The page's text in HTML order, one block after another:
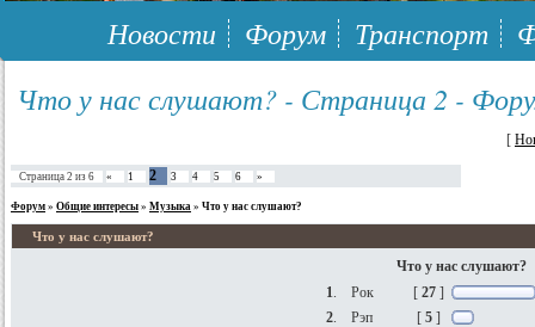
117148, г.Москва, ЮЗАО, муниципальный район Южное Бутово
Новости Форум Транспорт
Что у нас слушают? - Страница 2 -
[
Страница 2 из 6 « 1 2 3 4 5 6 »
Форум » Общие интересы » Музыка » Что у нас слушают?
Что у нас слушают?
Что у нас слушают?
1. Рок [ 27]
2. Рэп [ 5]